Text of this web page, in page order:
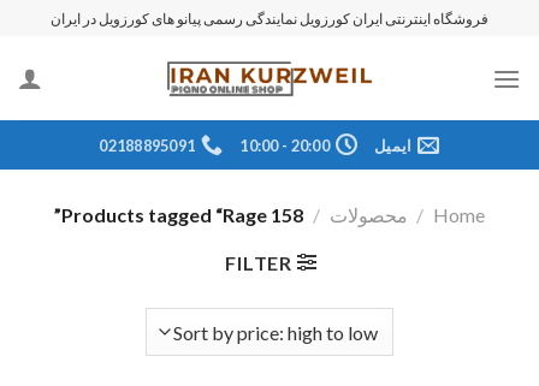
محتوا
فروشگاه اینترنتی ایران کورزویل نمایندگی رسمی پیانو های کورزویل در ایران
ایمیل 20:00 - 10:00
02188895091
Home
/ محصولات /
Products tagged “Rage 158”
FILTER